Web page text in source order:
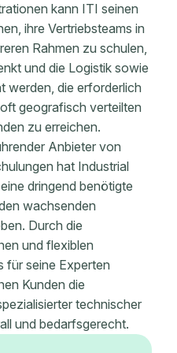
kann ITI seinen
ihre Vertriebsteams in
Rahmen zu schulen,
und die Logistik sowie
werden, die erforderlich
geografisch verteilten
zu erreichen.
Anbieter von
hat Industrial
dringend benötigte
wachsenden
Durch die
und flexiblen
für seine Experten
Kunden die
technischer
und bedarfsgerecht.